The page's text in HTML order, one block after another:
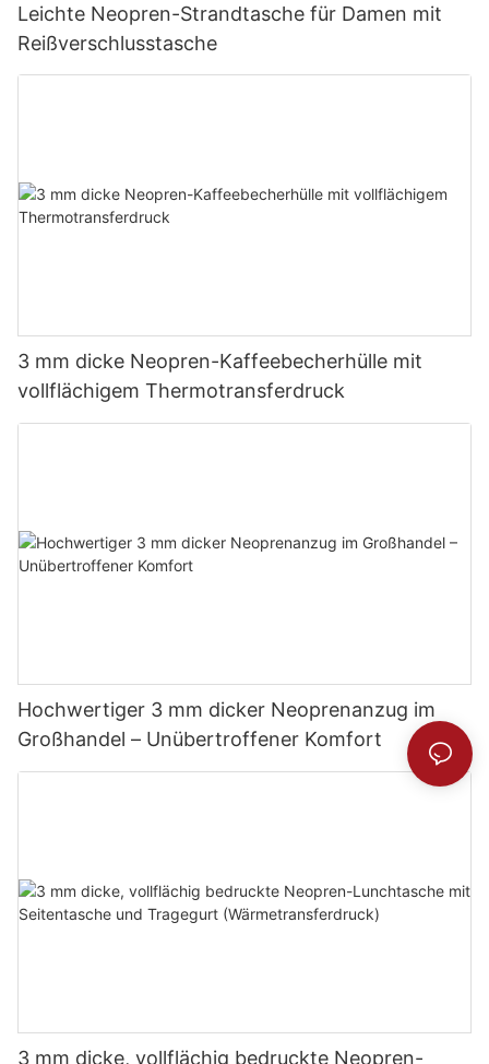
Leichte Neopren-Strandtasche für Damen mit
Reißverschlusstasche
3 mm dicke Neopren-Kaffeebecherhülle mit
vollflächigem Thermotransferdruck
Hochwertiger 3 mm dicker Neoprenanzug im
Großhandel – Unübertroffener Komfort
3 mm dicke, vollflächig bedruckte Neopren-